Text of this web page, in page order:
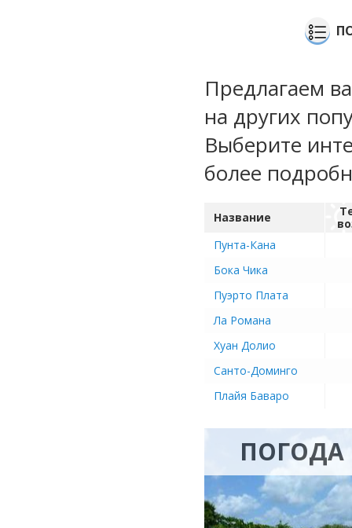
Предлагаем
на других
Выберите
более
Название
Пунта-Кана
Бока Чика
Пуэрто Плата
Ла Романа
Хуан Долио
Санто-Доминго
Плайя Баваро
ПОГОДА